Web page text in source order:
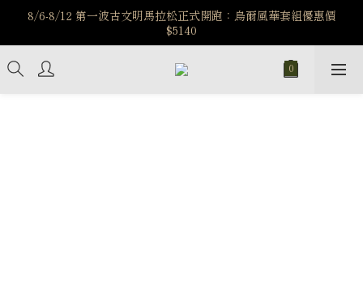
️8/6-8/12 第一波古文明馬拉松正式開跑：烏爾風華套組優惠價
$5140
️8/6-8/12 第一波古文明馬拉松正式開跑：烏爾風華套組優惠價
$5140
7/15-8/25 神秘星象學系列｜獅子座時區 項鍊 X 戒指 X 手鍊 享福
利